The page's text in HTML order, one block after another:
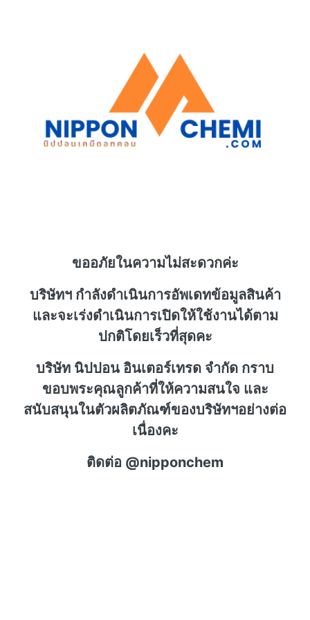
ขออภัยในความไม่สะดวกค่ะ
บริษัทฯ กำลังดำเนินการอัพเดทข้อมูลสินค้า
และจะเร่งดำเนินการเปิดให้ใช้งานได้ตาม
ปกติโดยเร็วที่สุดคะ
บริษัท นิปปอน อินเตอร์เทรด จำกัด กราบ
ขอบพระคุณลูกค้าที่ให้ความสนใจ และ
สนับสนุนในตัวผลิตภัณฑ์ของบริษัทฯอย่างต่อ
เนื่องคะ
ติดต่อ @nipponchem